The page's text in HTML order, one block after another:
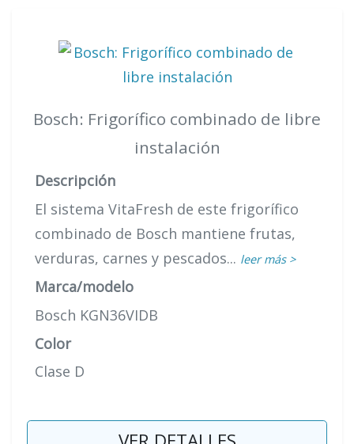
Bosch: Frigorífico combinado de libre
instalación
Descripción
El sistema VitaFresh de este frigorífico
combinado de Bosch mantiene frutas,
verduras, carnes y pescados... leer más >
Marca/modelo
Bosch KGN36VIDB
Color
Clase D